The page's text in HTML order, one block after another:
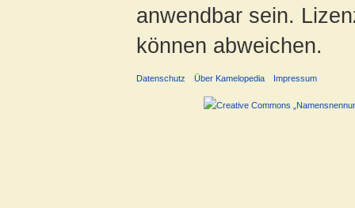
anwendbar sein.
können abweichen.
Datenschutz Über Kamelopedia Impressum